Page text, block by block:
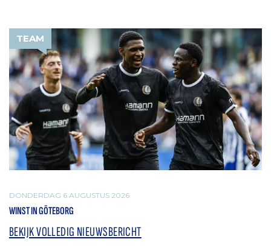
TEAM
DONDERDAG 6 AUGUSTUS 2026
WINST IN GÖTEBORG
BEKIJK VOLLEDIG NIEUWSBERICHT